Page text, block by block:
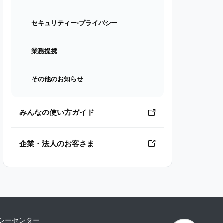
セキュリティー⋅プライバシー
業務提携
その他のお知らせ
みんなの使い方ガイド
企業・法人のお客さま
ーセンター